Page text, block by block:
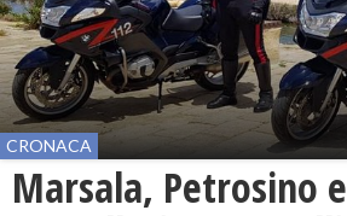
CRONACA
Marsala, Petrosino e